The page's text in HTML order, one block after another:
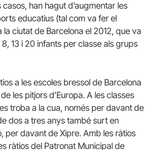
casos, han hagut d’augmentar les
educatius (tal com va fer el
la ciutat de Barcelona el 2012, que va
13 i 20 infants per classe als grups
a les escoles bressol de Barcelona
les pitjors d’Europa. A les classes
troba a la cua, només per davant de
dos a tres anys també surt en
per davant de Xipre. Amb les ràtios
ràtios del Patronat Municipal de